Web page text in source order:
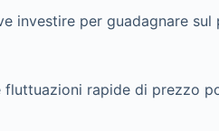
investire per guadagnare sul
rapide di prezzo